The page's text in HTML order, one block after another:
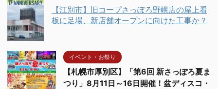
【江別市】旧コープさっぽろ野幌店の屋上看
板に足場、新店舗オープンに向けた工事か？
イベント・お祭り
【札幌市厚別区】「第6回 新さっぽろ夏ま
つり」8月11日～16日開催！盆ディスコ・